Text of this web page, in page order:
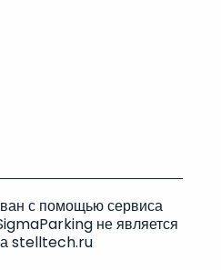
с помощью сервиса
не является
stelltech.ru